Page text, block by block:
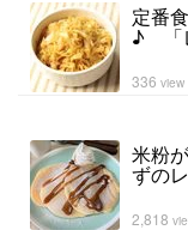
定番
♪ 「
336 view
米粉
ずの
2,818